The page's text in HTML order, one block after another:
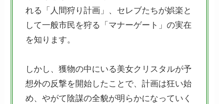
れる「人間狩り計画」、セレブたちが娯楽と
して一般市民を狩る「マナーゲート」の実在
を知ります。
しかし、獲物の中にいる美女クリスタルが予
想外の反撃を開始したことで、計画は狂い始
め、やがて陰謀の全貌が明らかになっていく